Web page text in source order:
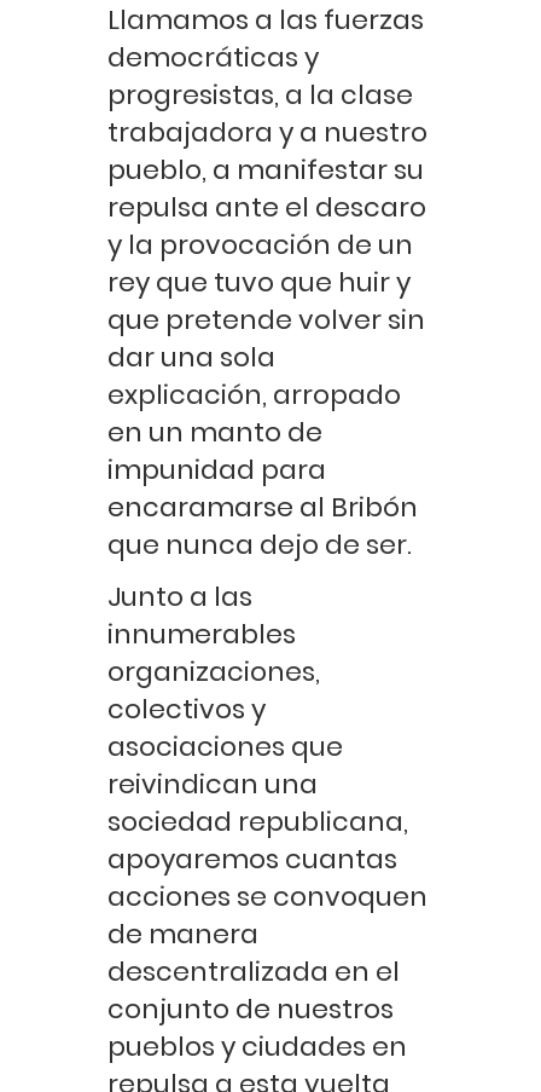
Llamamos a las fuerzas
democráticas y
progresistas, a la clase
trabajadora y a nuestro
pueblo, a manifestar su
repulsa ante el descaro
y la provocación de un
rey que tuvo que huir y
que pretende volver sin
dar una sola
explicación, arropado
en un manto de
impunidad para
encaramarse al Bribón
que nunca dejo de ser.
Junto a las
innumerables
organizaciones,
colectivos y
asociaciones que
reivindican una
sociedad republicana,
apoyaremos cuantas
acciones se convoquen
de manera
descentralizada en el
conjunto de nuestros
pueblos y ciudades en
repulsa a esta vuelta